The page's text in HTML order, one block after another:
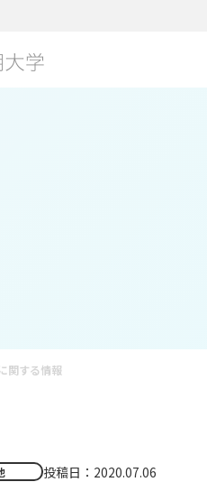
関する情報
投稿日：2020.07.06